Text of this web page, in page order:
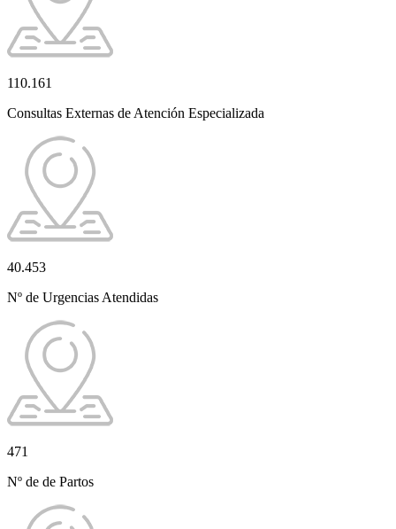
110.161
Consultas Externas de Atención Especializada
40.453
Nº de Urgencias Atendidas
471
Nº de de Partos